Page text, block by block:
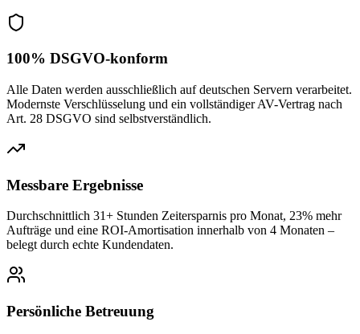
100% DSGVO-konform
Alle Daten werden ausschließlich auf deutschen Servern verarbeitet.
Modernste Verschlüsselung und ein vollständiger AV-Vertrag nach
Art. 28 DSGVO sind selbstverständlich.
Messbare Ergebnisse
Durchschnittlich 31+ Stunden Zeitersparnis pro Monat, 23% mehr
Aufträge und eine ROI-Amortisation innerhalb von 4 Monaten –
belegt durch echte Kundendaten.
Persönliche Betreuung